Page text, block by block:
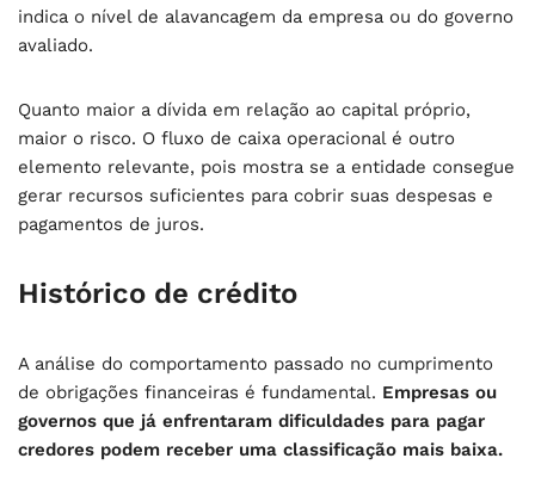
indica o nível de alavancagem da empresa ou do governo
avaliado.
Quanto maior a dívida em relação ao capital próprio,
maior o risco. O fluxo de caixa operacional é outro
elemento relevante, pois mostra se a entidade consegue
gerar recursos suficientes para cobrir suas despesas e
pagamentos de juros.
Histórico de crédito
A análise do comportamento passado no cumprimento
de obrigações financeiras é fundamental. Empresas ou
governos que já enfrentaram dificuldades para pagar
credores podem receber uma classificação mais baixa.